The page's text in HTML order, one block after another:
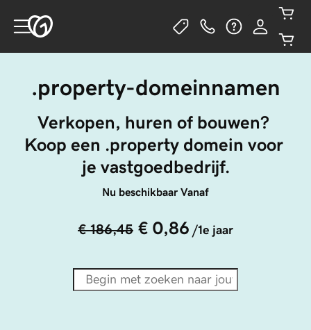
.property-domeinnamen
Verkopen, huren of bouwen?
Koop een .property domein voor
je vastgoedbedrijf.
Nu beschikbaar Vanaf
€ 186,45 € 0,86 /1e jaar